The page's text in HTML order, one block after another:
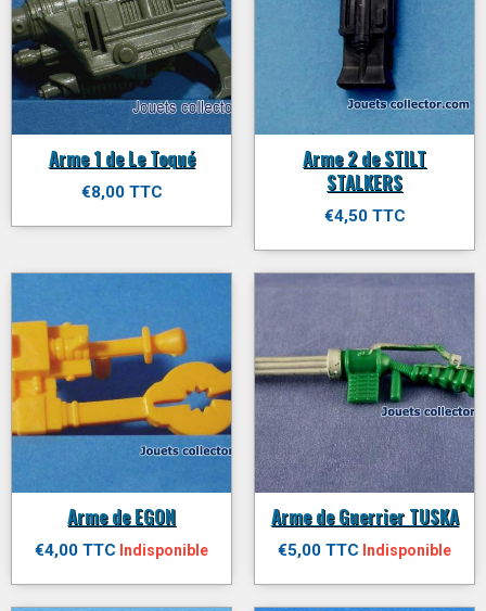
Arme 1 de Le Toqué
€8,00 TTC
Arme 2 de STILT
STALKERS
€4,50 TTC
Arme de EGON
€4,00 TTC Indisponible
Arme de Guerrier TUSKA
€5,00 TTC Indisponible